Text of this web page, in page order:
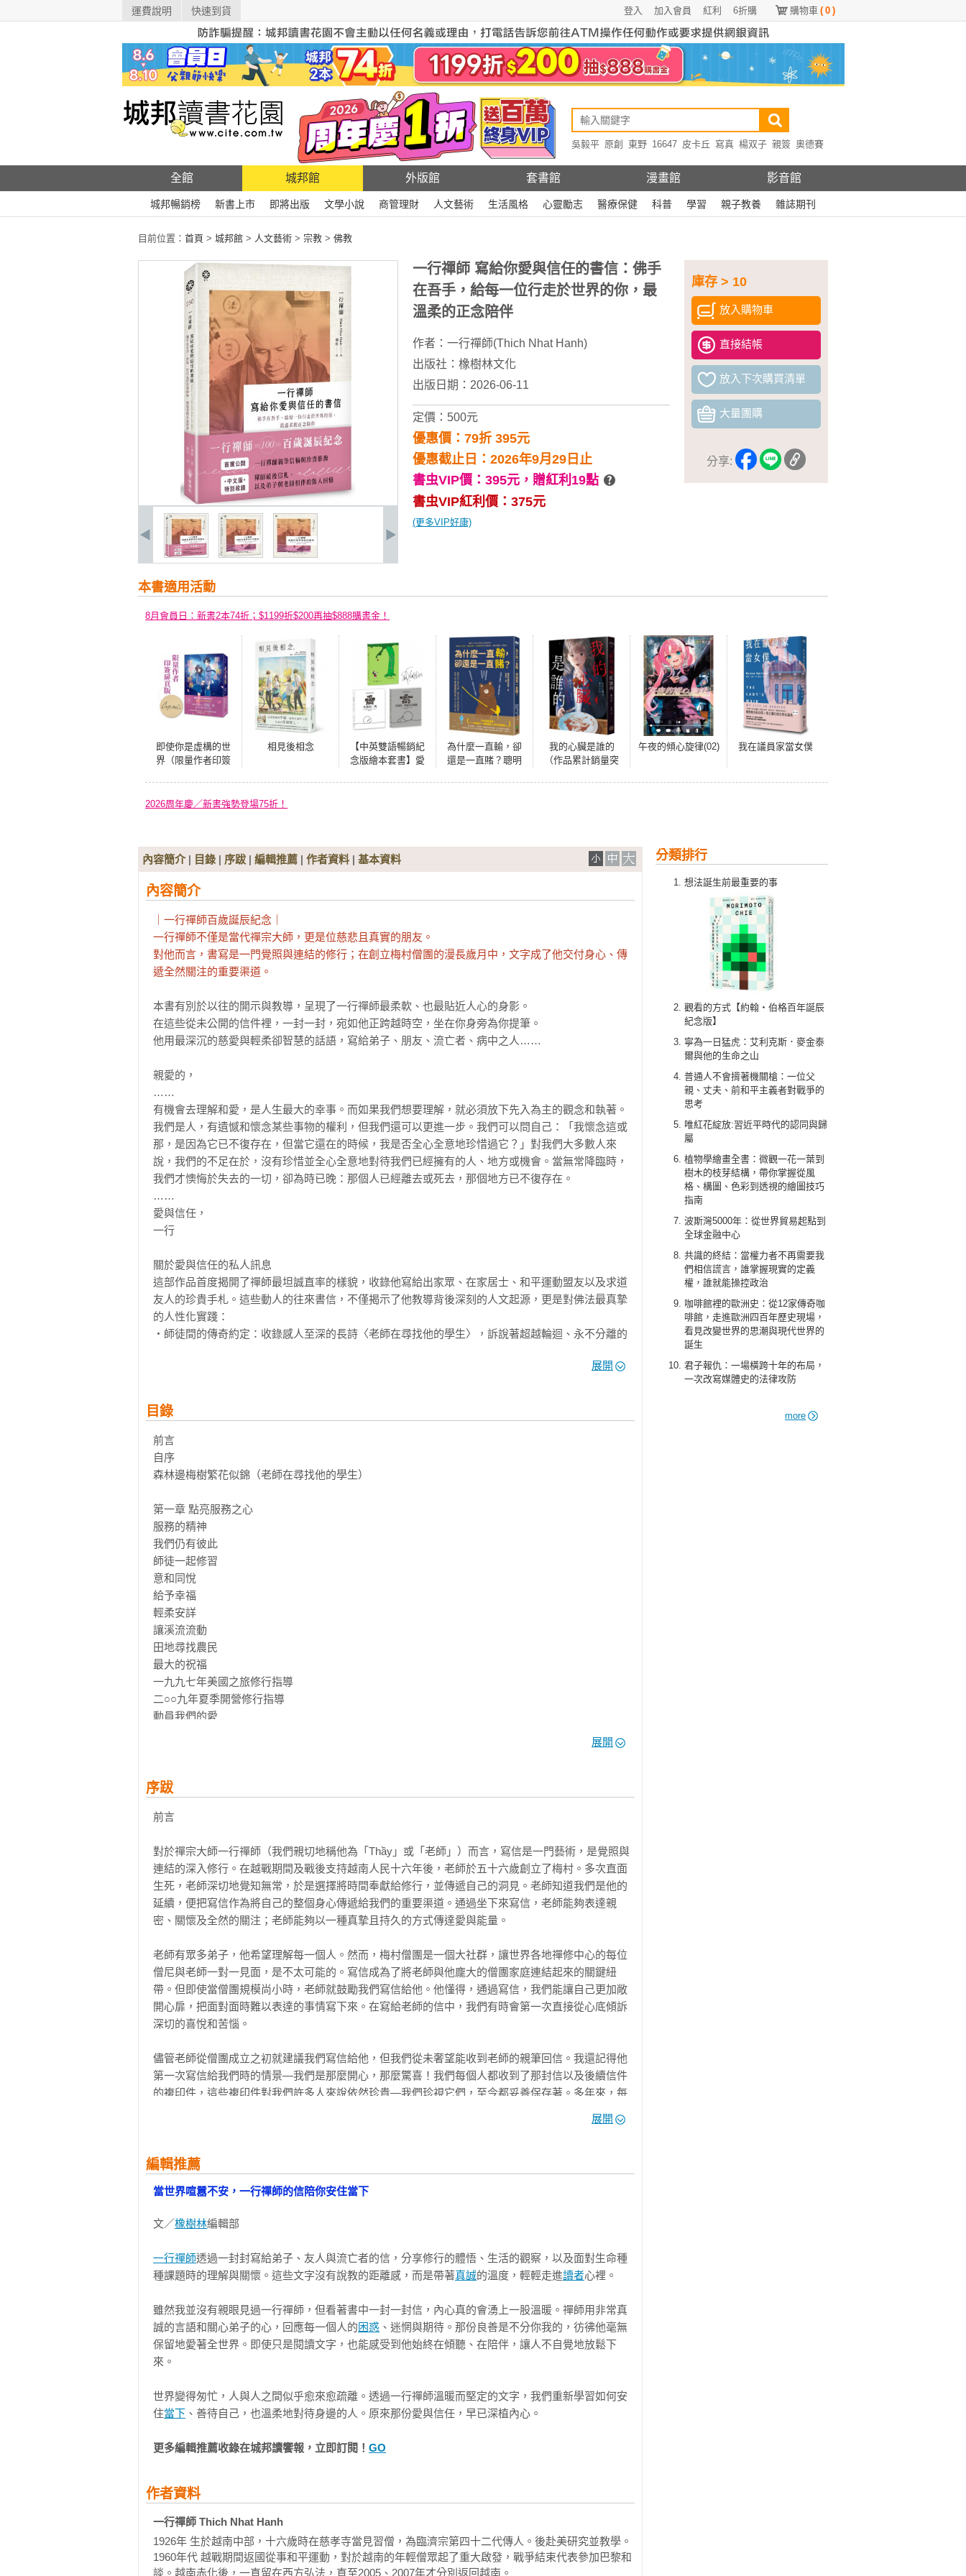
運費說明 快速到貨 購物車 ( 0 )
6折購
紅利
加入會員
登入
吳毅平 原創 東野 16647 皮卡丘 寫真 楊双子 親簽 奧德賽
全館 城邦館 外版館 套書館 漫畫館 影音館
城邦暢銷榜 新書上市 即將出版 文學小說 商管理財 人文藝術 生活風格 心靈勵志 醫療保健 科普 學習 親子教養 雜誌期刊
目前位置： 首頁 > 城邦館 > 人文藝術 > 宗教 > 佛教
庫存 > 10
放入購物車
直接結帳
放入下次購買清單
大量團購
分享:
一行禪師 寫給你愛與信任的書信：佛手
在吾手，給每一位行走於世界的你，最
溫柔的正念陪伴
作者： 一行禪師(Thich Nhat Hanh)
出版社： 橡樹林文化
出版日期：2026-06-11
定價：500元
優惠價：79折 395元
優惠截止日：2026年9月29日止
書虫VIP價：395元， 贈紅利19點
書虫VIP紅利價：375元
(更多VIP好康)
本書適用活動
8月會員日：新書2本74折；$1199折$200再抽$888購書金！
即使你是虛構的世
界（限量作者印簽
相見後相念
【中英雙語暢銷紀
念版繪本套書】愛
禮物書）
為什麼一直輸，卻
還是一直賭？聰明
我的心臟是誰的
（作品累計銷量突
午夜的傾心旋律(02) 我在議員家當女僕
2026周年慶／新書強勢登場75折！
分類排行
想法誕生前最重要的事
觀看的方式【約翰‧伯格百年誕辰
紀念版】
寧為一日猛虎：艾利克斯．麥金泰
爾與他的生命之山
普通人不會揹著機關槍：一位父
親、丈夫、前和平主義者對戰爭的
思考
唯紅花綻放:習近平時代的認同與歸
屬
植物學繪畫全書：微觀一花一葉到
樹木的枝芽結構，帶你掌握從風
格、構圖、色彩到透視的繪圖技巧
指南
波斯灣5000年：從世界貿易起點到
全球金融中心
共識的終結：當權力者不再需要我
們相信謊言，誰掌握現實的定義
權，誰就能操控政治
咖啡館裡的歐洲史：從12家傳奇咖
啡館，走進歐洲四百年歷史現場，
看見改變世界的思潮與現代世界的
誕生
君子報仇：一場橫跨十年的布局，
一次改寫媒體史的法律攻防
more
內容簡介| 目錄 | 序跋 | 編輯推薦 | 作者資料 | 基本資料
內容簡介
｜一行禪師百歲誕辰紀念｜
一行禪師不僅是當代禪宗大師，更是位慈悲且真實的朋友。
對他而言，書寫是一門覺照與連結的修行；在創立梅村僧團的漫長歲月中，文字成了他交付身心、傳
遞全然關注的重要渠道。
本書有別於以往的開示與教導，呈現了一行禪師最柔軟、也最貼近人心的身影。
在這些從未公開的信件裡，一封一封，宛如他正跨越時空，坐在你身旁為你提筆。
他用最深沉的慈愛與輕柔卻智慧的話語，寫給弟子、朋友、流亡者、病中之人……
親愛的，
……
有機會去理解和愛，是人生最大的幸事。而如果我們想要理解，就必須放下先入為主的觀念和執著。
我們是人，有遺憾和懷念某些事物的權利，但我們還可以更進一步。我們可以問自己：「我懷念這或
那，是因為它已不復存在，但當它還在的時候，我是否全心全意地珍惜過它？」對我們大多數人來
說，我們的不足在於，沒有珍惜並全心全意地對待我們已經擁有的人、地方或機會。當無常降臨時，
我們才懊悔於失去的一切，卻為時已晚：那個人已經離去或死去，那個地方已不復存在。
……
愛與信任，
一行
關於愛與信任的私人訊息
這部作品首度揭開了禪師最坦誠直率的樣貌，收錄他寫給出家眾、在家居士、和平運動盟友以及求道
友人的珍貴手札。這些動人的往來書信，不僅揭示了他教導背後深刻的人文起源，更是對佛法最真摯
的人性化實踐：
‧師徒間的傳奇約定：收錄感人至深的長詩〈老師在尋找他的學生〉，訴說著超越輪迴、永不分離的
‧日常修行的溫柔叮嚀：無論是在繁忙禪營或遠赴歐美的弘法之旅，他總是不忘提醒：「要安穩於每
‧生活化的佛法實踐：從「讓佛陀呼吸，讓佛陀刷牙」到「與疾病共處」，他親身示範如何將痛苦轉
化為療癒的能量。
‧構建「摯愛社群」的願景：見證他如何引領來自不同國籍的追隨者，透過深度聆聽與重新開始，建
立充滿手足情誼的淨土。
★本書特色
【首度公開｜珍貴影像】
收錄多幅一行禪師親筆原稿，直觀感受書寫時的正念能量。
【全球中文版特別收錄】
最後的信札：禪師於2020年親自確認，寫給每一位學生的生命叮嚀。
展開
目錄
前言
自序
森林邊梅樹繁花似錦（老師在尋找他的學生）
第一章 點亮服務之心
服務的精神
我們仍有彼此
師徒一起修習
意和同悅
給予幸福
輕柔安詳
讓溪流流動
田地尋找農民
最大的祝福
一九九七年美國之旅修行指導
二○○九年夏季開營修行指導
動員我們的愛
你已到了嗎？
在僧團中看到老師
第二章 滋養菩提心
來去從容
播種微笑
蟾皮居與傳奇之路
三十而立
一滴露水的生日
把握機會
與我們的本師連結
僧團建設：我們最崇高的事業
青年社會服務學院：一種新型國民服務形式
無行
回饋祖國
特殊的一年
般若：全心全意，無悔生活
歷史新篇章
此刻我們彼此看得真切
慈孝寺：梅村的精神之根
鐘聲與正念腳步
世紀之交
疏通源頭
一行禪師致托馬斯‧默頓，一九六六年
一行禪師致約翰‧海德布林克，一九六六年
托馬斯‧默頓致挪威諾貝爾委員會，支持提名一行禪師為諾貝爾和平獎候選人
一行禪師致丹尼爾‧貝里根，一九七三年六月
一行禪師致丹尼爾‧貝里根，一九七五年
一行禪師致丹尼爾‧貝里根，一九七八年
馬丁‧路德‧金博士遇刺後的信
展開
序跋
前言
對於禪宗大師一行禪師（我們親切地稱他為「Thầy」或「老師」）而言，寫信是一門藝術，是覺照與
連結的深入修行。在越戰期間及戰後支持越南人民十六年後，老師於五十六歲創立了梅村。多次直面
生死，老師深切地覺知無常，於是選擇將時間奉獻給修行，並傳遞自己的洞見。老師知道我們是他的
延續，便把寫信作為將自己的整個身心傳遞給我們的重要渠道。通過坐下來寫信，老師能夠表達親
密、關懷及全然的關注；老師能夠以一種真摯且持久的方式傳達愛與能量。
老師有眾多弟子，他希望理解每一個人。然而，梅村僧團是一個大社群，讓世界各地禪修中心的每位
僧尼與老師一對一見面，是不太可能的。寫信成為了將老師與他龐大的僧團家庭連結起來的關鍵紐
帶。但即使當僧團規模尚小時，老師就鼓勵我們寫信給他。他懂得，通過寫信，我們能讓自己更加敞
開心扉，把面對面時難以表達的事情寫下來。在寫給老師的信中，我們有時會第一次直接從心底傾訴
深切的喜悅和苦惱。
儘管老師從僧團成立之初就建議我們寫信給他，但我們從未奢望能收到老師的親筆回信。我還記得他
第一次寫信給我們時的情景—我們是那麼開心，那麼驚喜！我們每個人都收到了那封信以及後續信件
的複印件，這些複印件對我們許多人來說依然珍貴—我們珍視它們，至今都妥善保存著。多年來，每
每當僧團發生重大事情，或是老師覺得我們需要一些啟發時，老師常常寫信給我們。例如，本書第一
光，但對僧團來說，也是最疲勞之時。老師清晰地看到，在這些忙碌時段寫信能提振我們的精神；在
且充滿愛去服務的幾周裡，這些信件就如同我們的維生素！正如我們從本書收錄的信件中所見，老師
當然，老師深刻的寫信修習，早在僧團形成前就開始了。他喜歡寫信給在家弟子們，也喜歡讀他們寫
社會或政治情況及事件。事實上，正如本書信件所展示的，從一開始，寫信就在老師所參與的社會行
動中發揮了至關重要的作用。
老師會深入閱讀並思考他從弟子們（無論在家弟子還是出家弟子）那裡收到的每一封信，而且他通常
度過困難。老師常常會把自己對所收信件的洞見融入佛法開示中，或者就某個特定主題做開示作為回
覆。所以，許多聽眾會覺得老師是在直接針對他們個人的痛苦進行開示。從某種意義上說，老師確實
素融入到他的開示中。
一九九三年，我來到梅村，決定是否出家為尼。當時我還是在家居士，擔任老師的侍者。有一天，老
師讓我整理他的在家弟子們的信件，並將其存放在某個安全之處。我不敢觸碰老師的任何東西，還以
為他會挑出希望保存的信件交給我，同時明確告知我該如何處理它們。幾個月後，老師說：「我請你
收集並保存信件，但你還未做。」很明顯，老師心裡一直惦記著這件事。就在我跟他說我一直在等他
指示時，我意識到自己錯了：老師不是要挑出幾封精選的信件讓我從一處挪到另一處。他希望保留弟
展開
編輯推薦
當世界喧囂不安，一行禪師的信陪你安住當下
文／橡樹林編輯部
一行禪師透過一封封寫給弟子、友人與流亡者的信，分享修行的體悟、生活的觀察，以及面對生命種
種課題時的理解與關懷。這些文字沒有說教的距離感，而是帶著真誠的溫度，輕輕走進讀者心裡。
雖然我並沒有親眼見過一行禪師，但看著書中一封一封信，內心真的會湧上一股溫暖。禪師用非常真
誠的言語和關心弟子的心，回應每一個人的困惑 、迷惘與期待。那份良善是不分你我的，彷彿他毫無
保留地愛著全世界。即使只是閱讀文字，也能感受到他始終在傾聽、在陪伴，讓人不自覺地放鬆下
來。
世界變得匆忙，人與人之間似乎愈來愈疏離。透過一行禪師溫暖而堅定的文字，我們重新學習如何安
住當下 、善待自己，也溫柔地對待身邊的人。原來那份愛與信任，早已深植內心。
更多編輯推薦收錄在城邦讀饗報，立即訂閱！ GO
作者資料
一行禪師 Thich Nhat Hanh
1926年 生於越南中部，十六歲時在慈孝寺當見習僧，為臨濟宗第四十二代傳人。後赴美研究並教學。
1960年代 越戰期間返國從事和平運動，對於越南的年輕僧眾起了重大啟發，戰爭結束代表參加巴黎和
談。越南赤化後，一直留在西方弘法，直至2005、2007年才分別返回越南。